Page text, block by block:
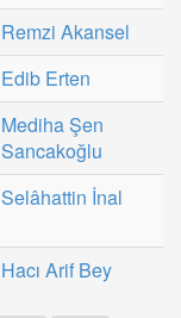
Remzi Akansel
Edib Erten
Mediha Şen
Sancakoğlu
Selâhattin İnal
Hacı Arif Bey